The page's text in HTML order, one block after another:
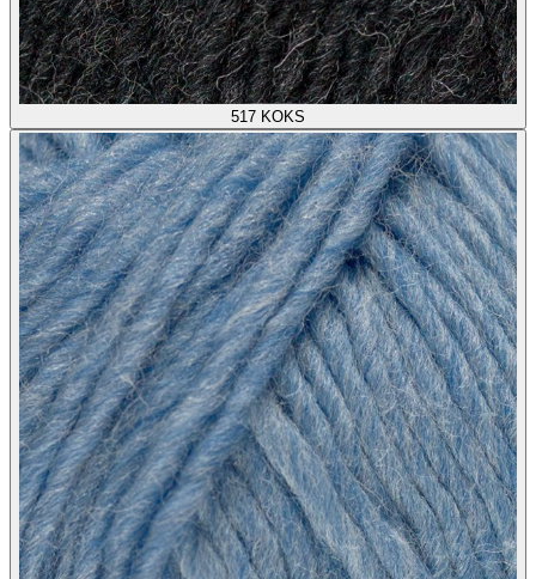
517 KOKS